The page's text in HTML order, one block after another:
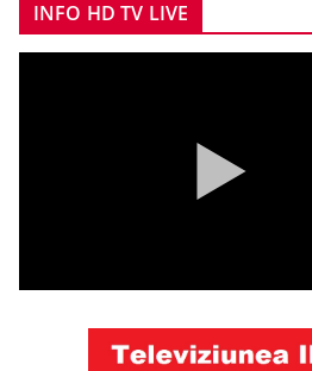
INFO HD TV LIVE